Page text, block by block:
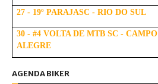
27 - 19º PARAJASC - RIO DO SUL
30 - #4 VOLTA DE MTB SC - CAMPO
ALEGRE
AGENDA BIKER